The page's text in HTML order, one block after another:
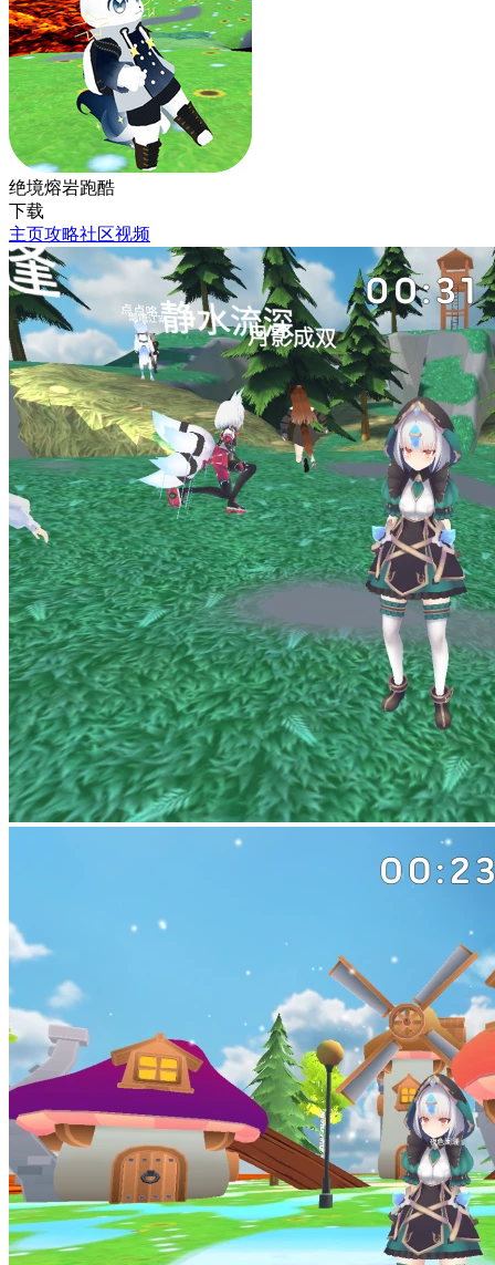
绝境熔岩跑酷
下载
主页攻略社区视频